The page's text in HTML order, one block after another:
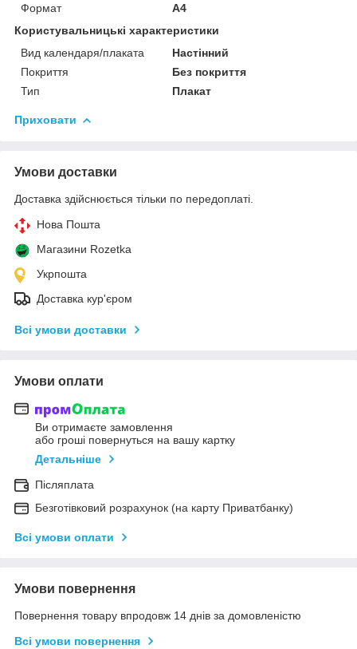
Формат
A4
Користувальницькі характеристики
Вид календаря/плаката
Настінний
Покриття
Без покриття
Тип
Плакат
Приховати
Умови доставки
Доставка здійснюється тільки по передоплаті.
Нова Пошта
Магазини Rozetka
Укрпошта
Доставка кур'єром
Всі умови доставки
Умови оплати
Ви отримаєте замовлення
або гроші повернуться на вашу картку
Детальніше
Післяплата
Безготівковий розрахунок (на карту Приватбанку)
Всі умови оплати
Умови повернення
Повернення товару впродовж 14 днів за домовленістю
Всі умови повернення